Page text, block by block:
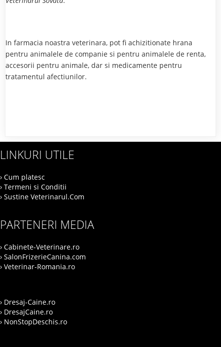
In farmacia noastra veterinara, pot fi achizitionate hrana
pentru animalele de companie si pentru animalele de renta,
accesorii pentru animale, dar si medicamente pentru
tratamentul afectiunilor.
LINKURI UTILE
› Cum platesc
› Termeni si Conditii
› Sustine Veterinarul.Com
PARTENERI MEDIA
› Cabinete-Veterinare.ro
› SalonFrizerieCanina.com
› Veterinar-Romania.ro
› Dresaj-Caine.ro
› DresajCaine.ro
› NonStopDeschis.ro